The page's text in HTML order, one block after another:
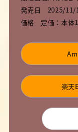
発売日
2025/11/
価格
定価：本体
楽天